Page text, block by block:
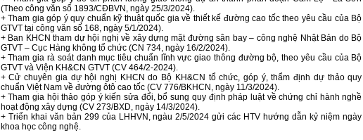
(Theo công văn số 1893/CĐBVN, ngày 25/3/2024).
+ Tham gia góp ý quy chuẩn kỹ thuật quốc gia về thiết kế đường cao tốc theo yêu cầu của Bộ
GTVT tại công văn số 168, ngày 5/1/2024).
+ Ban KHCN tham dự hội nghị về xây dựng mặt đường sân bay – công nghệ Nhật Bản do Bộ
GTVT – Cục Hàng không tổ chức (CN 734, ngày 16/2/2024).
+ Tham gia rà soát danh mục tiêu chuẩn lĩnh vực giao thông đường bộ, theo yêu cầu của Bộ
GTVT và Viện KH&CN GTVT (CV 464/2-2024).
+ Cử chuyên gia dự hội nghị KHCN do Bộ KH&CN tổ chức, góp ý, thẩm định dự thảo quy
chuẩn Việt Nam về đường ôtô cao tốc (CV 776/BKHCN, ngày 11/3/2024).
+ Tham gia hội thảo góp ý kiến sửa đổi, bổ sung quy định pháp luật về chứng chỉ hành nghề
hoạt động xây dựng (CV 273/BXD, ngày 14/3/2024).
+ Triển khai văn bản 299 của LHHVN, ngàu 2/5/2024 gửi các HTV hướng dẫn kỷ niệm ngày
khoa học công nghệ.